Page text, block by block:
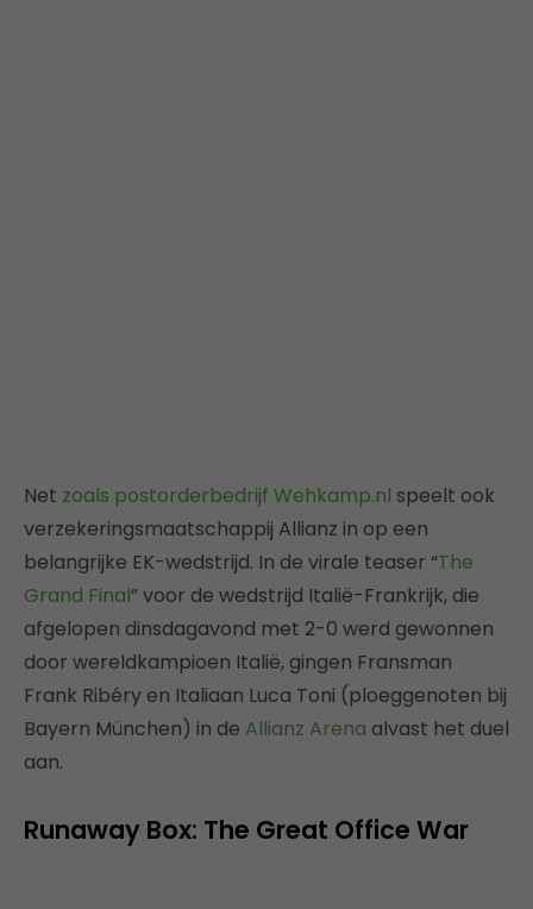
Net zoals postorderbedrijf Wehkamp.nl speelt ook
verzekeringsmaatschappij Allianz in op een
belangrijke EK-wedstrijd. In de virale teaser “The
Grand Final” voor de wedstrijd Italië-Frankrijk, die
afgelopen dinsdagavond met 2-0 werd gewonnen
door wereldkampioen Italië, gingen Fransman
Frank Ribéry en Italiaan Luca Toni (ploeggenoten bij
Bayern München) in de Allianz Arena alvast het duel
aan.
Runaway Box: The Great Office War